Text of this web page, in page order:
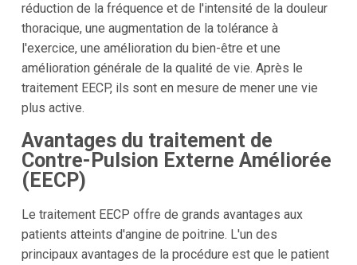
réduction de la fréquence et de l'intensité de la douleur
thoracique, une augmentation de la tolérance à
l'exercice, une amélioration du bien-être et une
amélioration générale de la qualité de vie. Après le
traitement EECP, ils sont en mesure de mener une vie
plus active.
Avantages du traitement de
Contre-Pulsion Externe Améliorée
(EECP)
Le traitement EECP offre de grands avantages aux
patients atteints d'angine de poitrine. L'un des
principaux avantages de la procédure est que le patient